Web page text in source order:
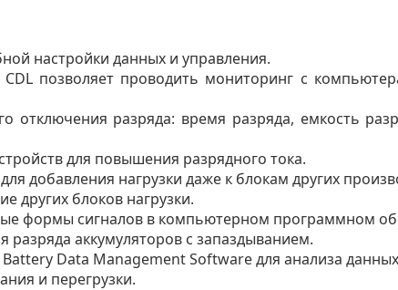
настройки данных и управления.
CDL позволяет проводить мониторинг с
отключения разряда: время разряда, емкость
для повышения разрядного тока.
добавления нагрузки даже к блокам других
других блоков нагрузки.
формы сигналов в компьютерном программном
разряда аккумуляторов с запаздыванием.
Data Management Software для анализа данных
и перегрузки.